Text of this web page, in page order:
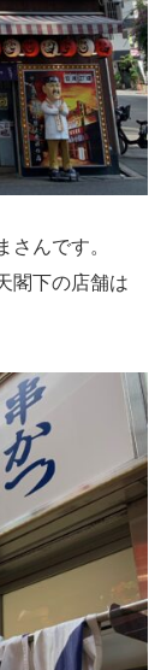
さんです。
閣下の店舗は